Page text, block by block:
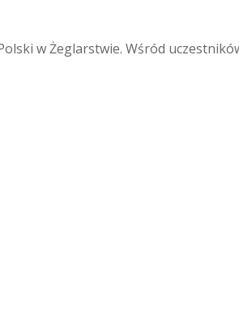
w Żeglarstwie. Wśród